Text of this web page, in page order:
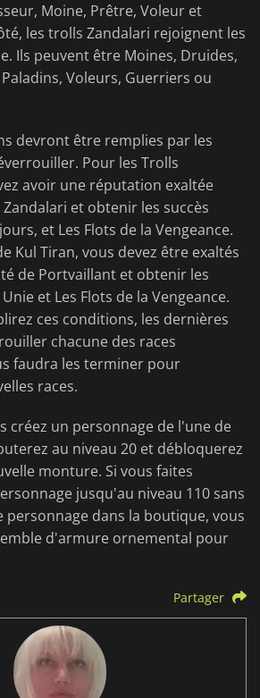
Moine, Prêtre, Voleur et
les trolls Zandalari rejoignent les
Ils peuvent être Moines, Druides,
Voleurs, Guerriers ou
devront être remplies par les
Pour les Trolls
avoir une réputation exaltée
et obtenir les succès
et Les Flots de la Vengeance.
Kul Tiran, vous devez être exaltés
de Portvaillant et obtenir les
et Les Flots de la Vengeance.
ces conditions, les dernières
chacune des races
faudra les terminer pour
races.
créez un personnage de l'une de
au niveau 20 et débloquerez
monture. Si vous faites
jusqu'au niveau 110 sans
personnage dans la boutique, vous
d'armure ornemental pour
Partager